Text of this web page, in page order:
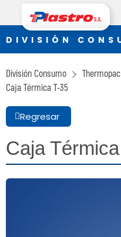
DIVISIÓN
Thermopack
Espumax
DIVISIÓN
Germiplant
DIVISIÓN
División Consumo
Caja Térmica T-35
Regresar
Caja